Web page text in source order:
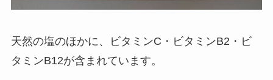
天然の塩のほかに、ビタミンC・ビタミンB2・ビ
タミンB12が含まれています。